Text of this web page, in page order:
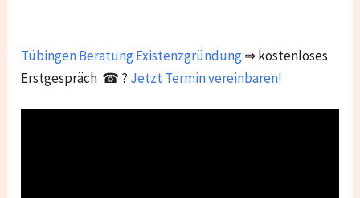
TübingenBeratung Existenzgründung⇒ kostenloses
Erstgespräch ☎ ? Jetzt Termin vereinbaren!